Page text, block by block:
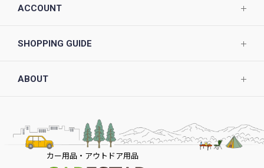
ACCOUNT
SHOPPING GUIDE
ABOUT
カー用品・アウトドア用品